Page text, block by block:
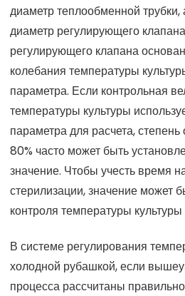
диаметр теплообменной трубки,
диаметр регулирующего
регулирующего клапана
колебания температуры
параметра. Если контрольная
температуры культуры
параметра для расчета,
80% часто может быть
значение. Чтобы учесть время
стерилизации, значение может
контроля температуры
В системе регулирования
холодной рубашкой, если
процесса рассчитаны